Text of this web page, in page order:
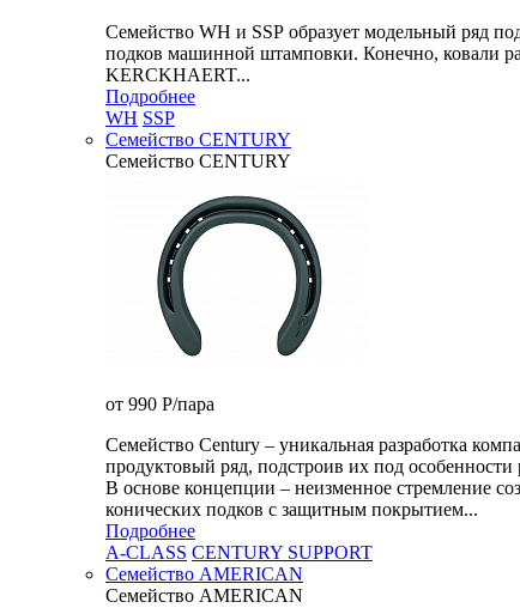
Семейство WH и SSP образует модельный ряд
подков машинной штамповки. Конечно, ковали
KERCKHAERT...
Подробнее
WH SSP
Семейство CENTURY
Семейство CENTURY
от 990 P/пара
Семейство Century – уникальная разработка
продуктовый ряд, подстроив их под
В основе концепции – неизменное стремление
конических подков с защитным покрытием...
Подробнее
A-CLASS CENTURY SUPPORT
Семейство AMERICAN
Семейство AMERICAN